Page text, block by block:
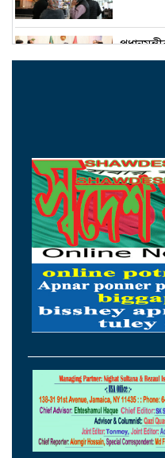
মিলল
ওমানের
হরমুজ,
আগস্টের
কোটি
কার্যকর